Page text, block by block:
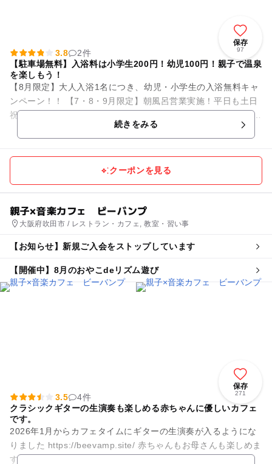
保存
97
3.8
2件
【駐車場無料】入浴料は小学生200円！幼児100円！親子で温泉
を楽しもう！
【8月限定】大人入浴1名につき、幼児・小学生の入浴無料キャ
ンペーン！！ 【7・8・9月限定】朝風呂営業実施！平日も土日
祝も朝6時より営業しております！ ♨️入浴料：大人600円 / 小
続きをみる
クーポンを見る
親子×音楽カフェ ビーバンプ
大阪府吹田市 / レストラン・カフェ, 教室・習い事
【お知らせ】新規ご入会をストップしています
【開催中】8月のおやこdeリズム遊び
保存
271
3.5
4件
クラシックギターの生演奏も楽しめる赤ちゃんに優しいカフェ
です。
2026年1月からカフェタイムにギターの生演奏が入るようにな
りました https://beevamp.site/ 赤ちゃんもお母さんも楽しめま
す。ホッとします。そんなカフェで...